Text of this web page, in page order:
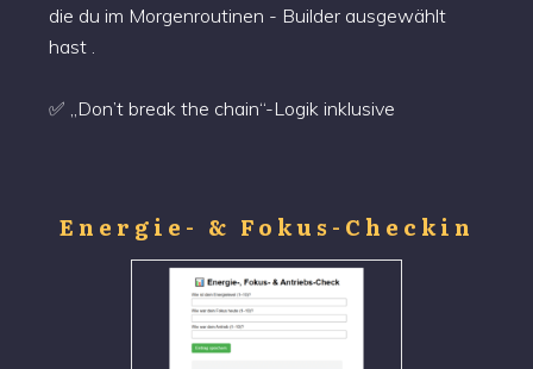
die du im Morgenroutinen - Builder ausgewählt
hast .
✅ „Don’t break the chain“-Logik inklusive
Energie- & Fokus-Checkin